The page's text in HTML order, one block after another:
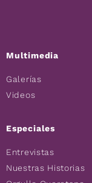
Multimedia
Galerías
Videos
Especiales
Entrevistas
Nuestras Historias